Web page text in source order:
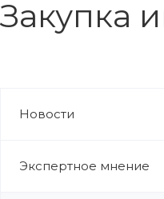
Закупка
Новости
Экспертное мнение